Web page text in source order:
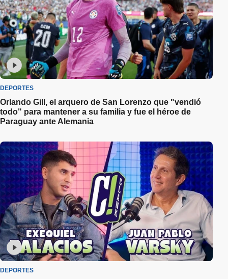
DEPORTES
Orlando Gill, el arquero de San Lorenzo que "vendió
todo" para mantener a su familia y fue el héroe de
Paraguay ante Alemania
DEPORTES